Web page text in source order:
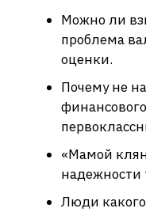
Можно ли
проблема
оценки.
Почему не
«Мамой
надежности
Люди